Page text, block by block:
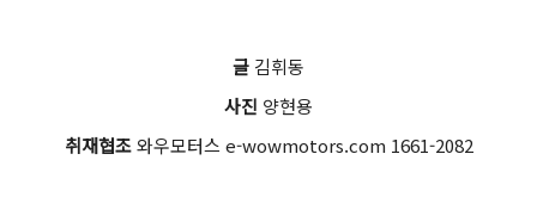
글 김휘동
사진 양현용
취재협조와우모터스 e-wowmotors.com 1661-2082